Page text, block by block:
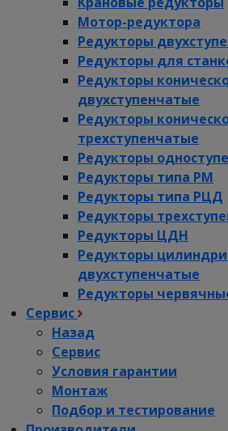
Мотор-редуктора
Редукторы
Редукторы для
Редукторы
двухступенчатые
Редукторы
трехступенчатые
Редукторы
Редукторы типа РМ
Редукторы типа РЦД
Редукторы
Редукторы ЦДН
Редукторы
двухступенчатые
Редукторы
Сервис
Назад
Сервис
Условия гарантии
Монтаж
Подбор и тестирование